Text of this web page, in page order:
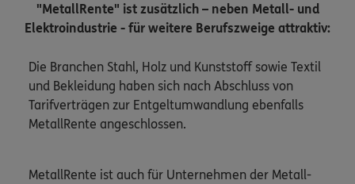
"MetallRente" ist zusätzlich – neben Metall- und
Elektroindustrie - für weitere Berufszweige attraktiv:
Die Branchen Stahl, Holz und Kunststoﬀ sowie Textil
und Bekleidung haben sich nach Abschluss von
Tarifverträgen zur Entgeltumwandlung ebenfalls
MetallRente angeschlossen.
MetallRente ist auch für Unternehmen der Metall-